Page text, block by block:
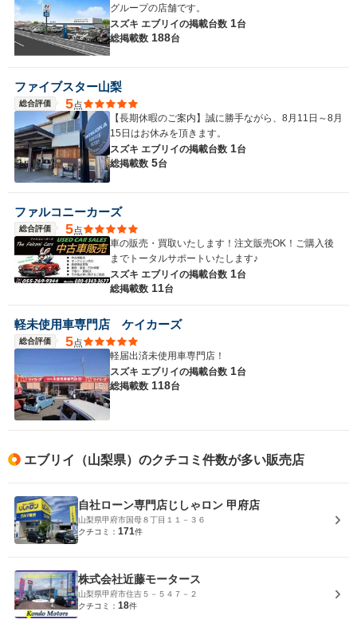
グループの店舗です。
スズキ エブリイの掲載台数 1台
総掲載数 188台
ファイブスター山梨
総合評価 5点
【長期休暇のご案内】誠に勝手ながら、8月11日～8月
15日はお休みを頂きます。
スズキ エブリイの掲載台数 1台
総掲載数 5台
ファルコニーカーズ
総合評価 5点
車の販売・買取いたします！注文販売OK！ご購入後
までトータルサポートいたします♪
スズキ エブリイの掲載台数 1台
総掲載数 11台
軽未使用車専門店 ケイカーズ
総合評価 5点
軽届出済未使用車専門店！
スズキ エブリイの掲載台数 1台
総掲載数 118台
エブリイ（山梨県）のクチコミ件数が多い販売店
自社ローン専門店じしゃロン 甲府店
山梨県甲府市国母８丁目１１－３６
クチコミ： 171件
株式会社近藤モータース
山梨県甲府市住吉５－５４７－２
クチコミ： 18件